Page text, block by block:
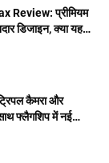
Review: प्रीमियम
डिजाइन, क्या यह
कैमरा और
फ्लैगशिप में नई